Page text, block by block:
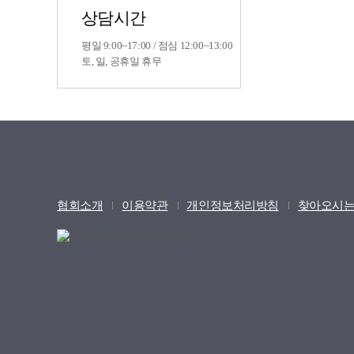
상담시간
평일 9:00~17:00 / 점심 12:00~13:00
토, 일, 공휴일 휴무
협회소개 이용약관 개인정보처리방침 찾아오시